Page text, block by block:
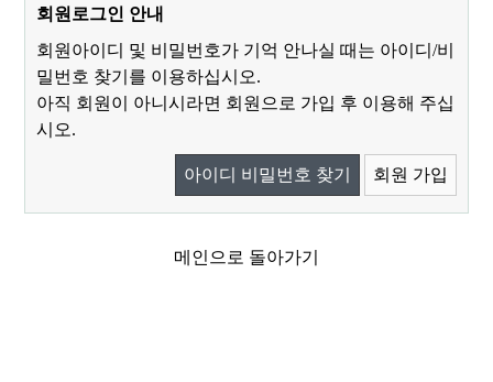
회원로그인 안내
회원아이디 및 비밀번호가 기억 안나실 때는 아이디/비
밀번호 찾기를 이용하십시오.
아직 회원이 아니시라면 회원으로 가입 후 이용해 주십
시오.
아이디 비밀번호 찾기 회원 가입
메인으로 돌아가기